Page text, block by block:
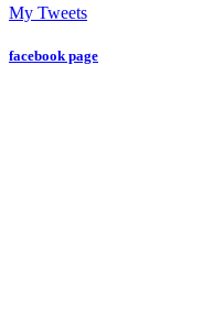
My Tweets
facebook page